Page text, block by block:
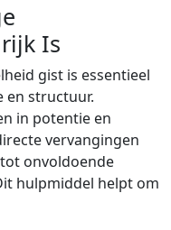
Is
gist is essentieel
en structuur.
in potentie en
vervangingen
onvoldoende
hulpmiddel helpt om